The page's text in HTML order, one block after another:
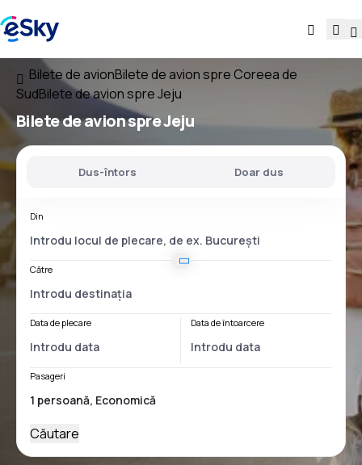
Bilete de avionBilete de avion spre Coreea de
SudBilete de avion spre Jeju
Bilete de avion spre Jeju
Dus-întors Doar dus
Din
Către
Data de plecare Data de întoarcere
Pasageri
Căutare